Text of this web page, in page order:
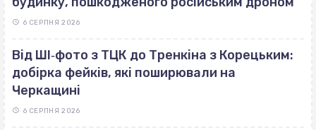
6 СЕРПНЯ 2026
Від ШІ‐фото з ТЦК до Тренкіна з Корецьким:
добірка фейків, які поширювали на
Черкащині
6 СЕРПНЯ 2026